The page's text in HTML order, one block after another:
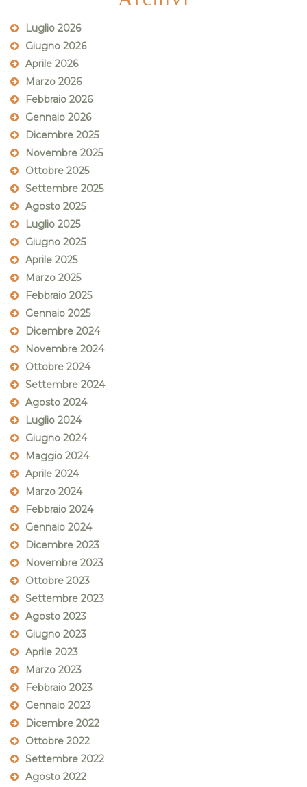
Luglio 2026
Giugno 2026
Aprile 2026
Marzo 2026
Febbraio 2026
Gennaio 2026
Dicembre 2025
Novembre 2025
Ottobre 2025
Settembre 2025
Agosto 2025
Luglio 2025
Giugno 2025
Aprile 2025
Marzo 2025
Febbraio 2025
Gennaio 2025
Dicembre 2024
Novembre 2024
Ottobre 2024
Settembre 2024
Agosto 2024
Luglio 2024
Giugno 2024
Maggio 2024
Aprile 2024
Marzo 2024
Febbraio 2024
Gennaio 2024
Dicembre 2023
Novembre 2023
Ottobre 2023
Settembre 2023
Agosto 2023
Giugno 2023
Aprile 2023
Marzo 2023
Febbraio 2023
Gennaio 2023
Dicembre 2022
Ottobre 2022
Settembre 2022
Agosto 2022